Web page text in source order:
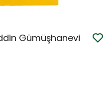
Gümüşhanevi